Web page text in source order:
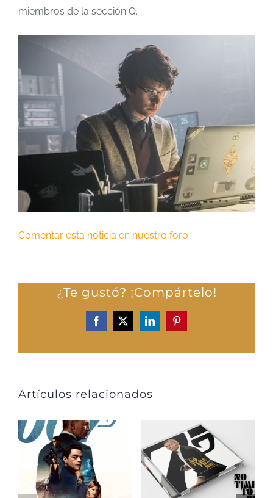
miembros de la sección Q.
Comentar esta noticia en nuestro foro
¿Te gustó? ¡Compártelo!
Facebook
X LinkedInPinterest
Artículos relacionados